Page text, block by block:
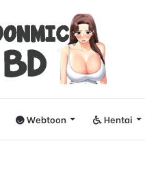
Webtoon Hentai